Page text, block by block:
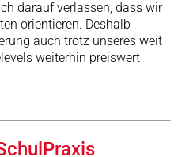
darauf verlassen, dass wir
orientieren. Deshalb
auch trotz unseres weit
weiterhin preiswert